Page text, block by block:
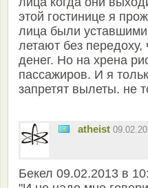
этой гостинице я
лица были
летают без
денег. Но на хрена
пассажиров. И я
запретят вылеты. не
atheist
Бекел 09.02.2013 в